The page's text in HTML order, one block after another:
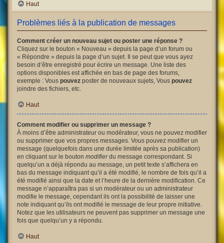
Haut
Problèmes liés à la publication de messages
Comment créer un nouveau sujet ou poster une réponse ?
Cliquez sur le bouton « Nouveau » depuis la page d’un forum ou
« Répondre » depuis la page d’un sujet. Il se peut que vous ayez
besoin d’être enregistré pour écrire un message. Une liste des
options disponibles est affichée en bas de page des forums,
exemple : Vous pouvez poster de nouveaux sujets, Vous pouvez
joindre des fichiers, etc.
Haut
Comment modifier ou supprimer un message ?
À moins d’être administrateur ou modérateur, vous ne pouvez modifier
ou supprimer que vos propres messages. Vous pouvez modifier un
message (quelquefois dans une durée limitée après sa publication)
en cliquant sur le bouton modifierdu message correspondant. Si
quelqu’un a déjà répondu au message, un petit texte s’affichera en
bas du message indiquant qu’il a été modifié, le nombre de fois qu’il a
été modifié ainsi que la date et l’heure de la dernière modification. Ce
message n’apparaîtra pas si un modérateur ou un administrateur
modifie le message, cependant ils ont la possibilité de laisser une
note indiquant qu’ils ont modifié le message de leur propre initiative.
Notez que les utilisateurs ne peuvent pas supprimer un message une
fois que quelqu’un y a répondu.
Haut